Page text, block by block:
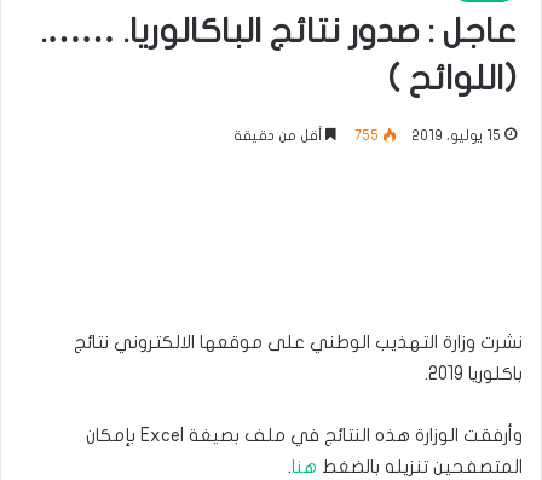
عاجل : صدور نتائج الباكالوريا. …….
(اللوائح )
15 يوليو، 2019 755 أقل من دقيقة
نشرت وزارة التهذيب الوطني على موقعها الالكتروني نتائج
باكلوريا 2019.
وأرفقت الوزارة هذه النتائج في ملف بصيغة Excel بإمكان
المتصفحين تنزيله بالضغط هنا.